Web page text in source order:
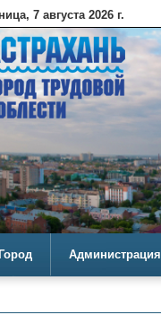
7 августа 2026 г.
Город Администрация